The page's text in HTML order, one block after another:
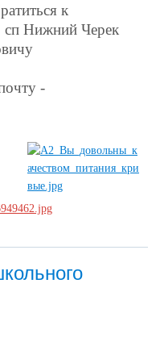
к
Нижний Черек
-